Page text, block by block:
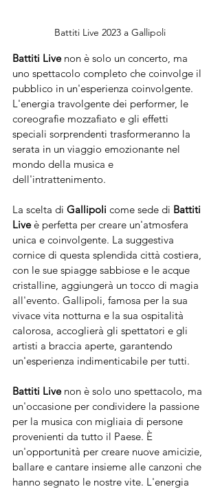
Battiti Live 2023 a Gallipoli
Battiti Live non è solo un concerto, ma
uno spettacolo completo che coinvolge il
pubblico in un'esperienza coinvolgente.
L'energia travolgente dei performer, le
coreografie mozzafiato e gli effetti
speciali sorprendenti trasformeranno la
serata in un viaggio emozionante nel
mondo della musica e
dell'intrattenimento.
La scelta di Gallipoli come sede di Battiti
Live è perfetta per creare un'atmosfera
unica e coinvolgente. La suggestiva
cornice di questa splendida città costiera,
con le sue spiagge sabbiose e le acque
cristalline, aggiungerà un tocco di magia
all'evento. Gallipoli, famosa per la sua
vivace vita notturna e la sua ospitalità
calorosa, accoglierà gli spettatori e gli
artisti a braccia aperte, garantendo
un'esperienza indimenticabile per tutti.
Battiti Live non è solo uno spettacolo, ma
un'occasione per condividere la passione
per la musica con migliaia di persone
provenienti da tutto il Paese. È
un'opportunità per creare nuove amicizie,
ballare e cantare insieme alle canzoni che
hanno segnato le nostre vite. L'energia